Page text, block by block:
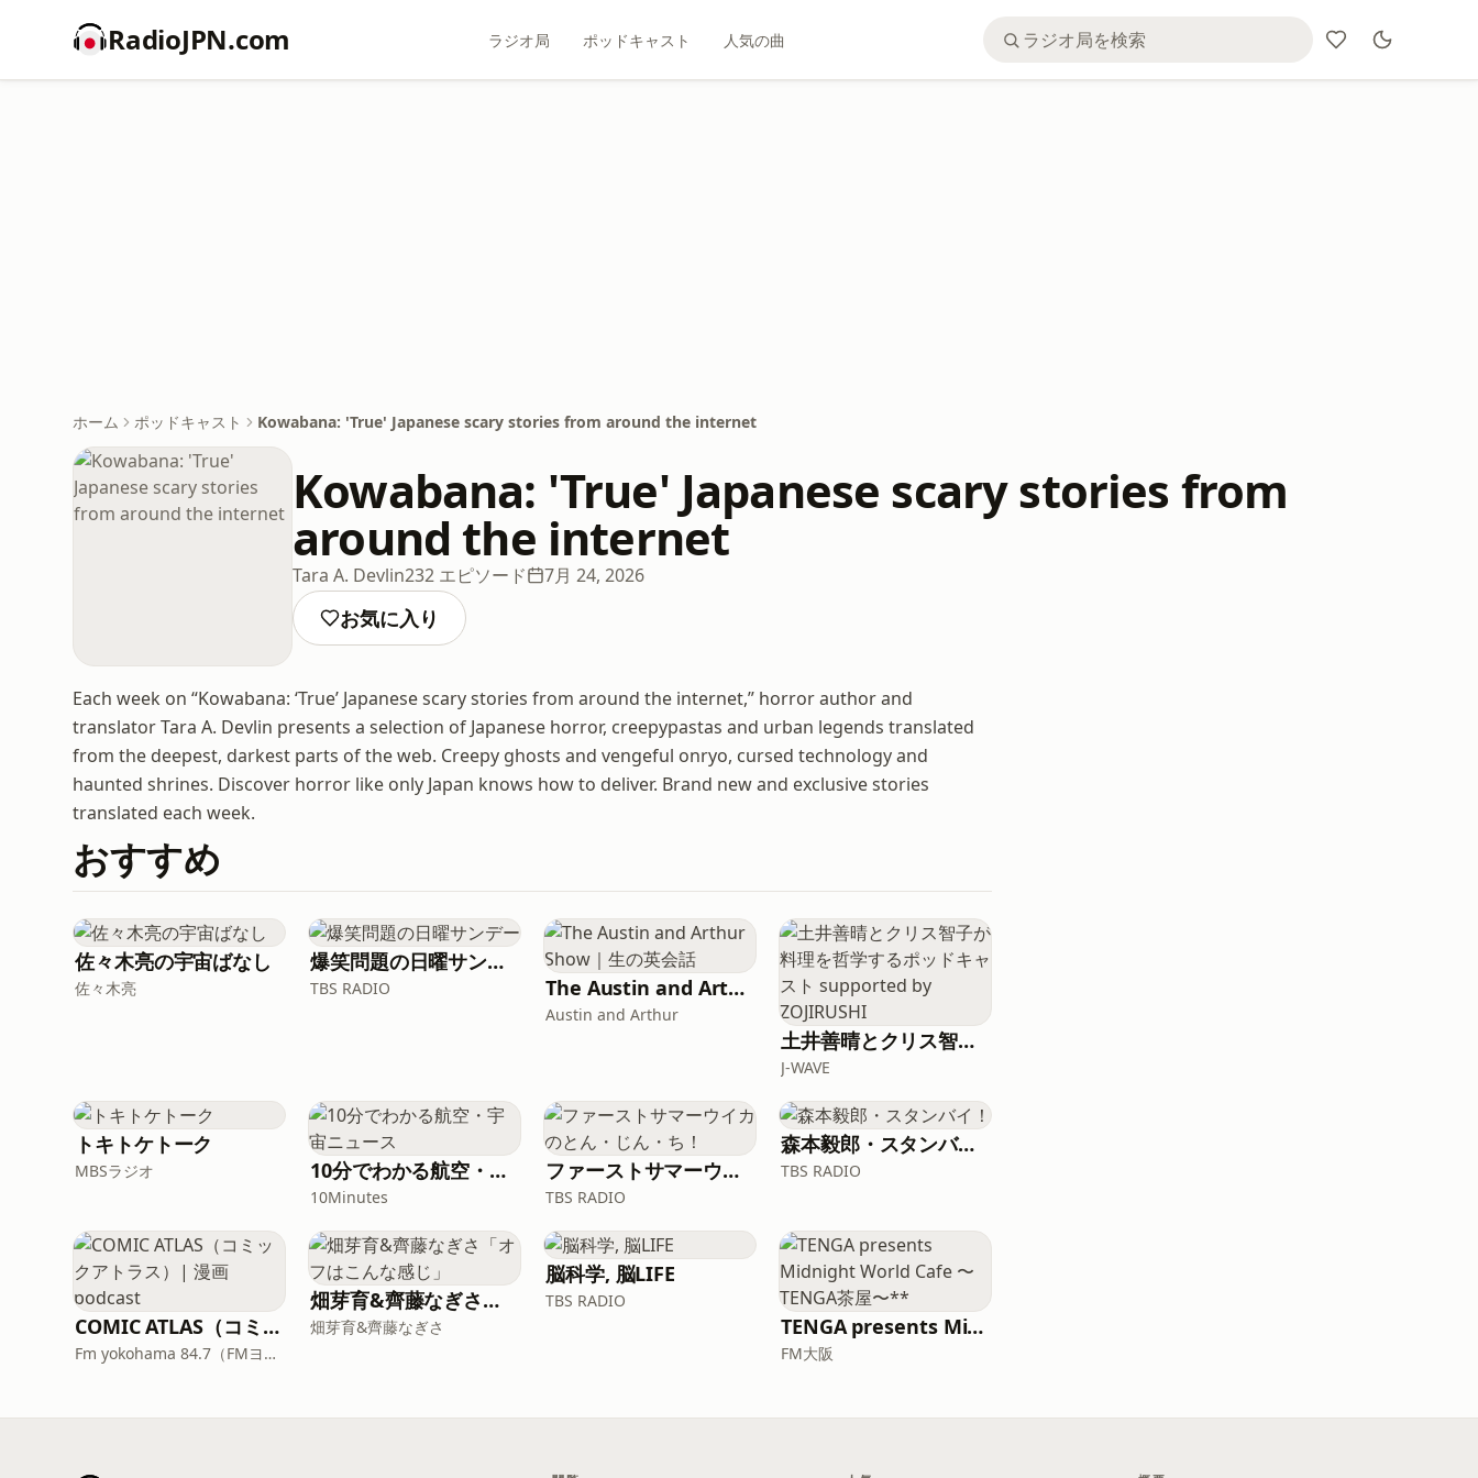
RadioJPN.com ラジオ局 ポッドキャスト 人気の曲
ホーム ポッドキャスト Kowabana: 'True' Japanese scary stories from around the internet
Kowabana: 'True' Japanese scary stories from
around the internet
Tara A. Devlin232 エピソード 7月 24, 2026
お気に入り
Each week on “Kowabana: ‘True’ Japanese scary stories from around the internet,” horror author and
translator Tara A. Devlin presents a selection of Japanese horror, creepypastas and urban legends translated
from the deepest, darkest parts of the web. Creepy ghosts and vengeful onryo, cursed technology and
haunted shrines. Discover horror like only Japan knows how to deliver. Brand new and exclusive stories
translated each week.
おすすめ
佐々木亮の宇宙ばなし
佐々木亮
爆笑問題の日曜サンデー
TBS RADIO The Austin and Arthur Show｜生の英会話
Austin and Arthur
土井善晴とクリス智子が料理を哲学するポッドキャスト supported by ZOJIRUSHI
J-WAVE
トキトケトーク
MBSラジオ 10分でわかる航空・宇宙ニュース
10Minutes
ファーストサマーウイカのとん・じん・ち！
TBS RADIO
森本毅郎・スタンバイ！
TBS RADIO
COMIC ATLAS（コミックアトラス）| 漫画podcast
Fm yokohama 84.7（FMヨコハマ）
畑芽育&齊藤なぎさ「オフはこんな感じ」
畑芽育&齊藤なぎさ
脳科学, 脳LIFE
TBS RADIO
TENGA presents Midnight World Cafe 〜TENGA茶屋〜**
FM大阪